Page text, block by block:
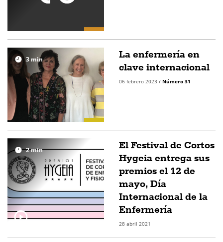
3 min
La enfermería en
clave internacional
06 febrero 2023 / Número 31
2min
El Festival de Cortos
Hygeia entrega sus
premios el 12 de
mayo, Día
Internacional de la
Enfermería
28 abril 2021